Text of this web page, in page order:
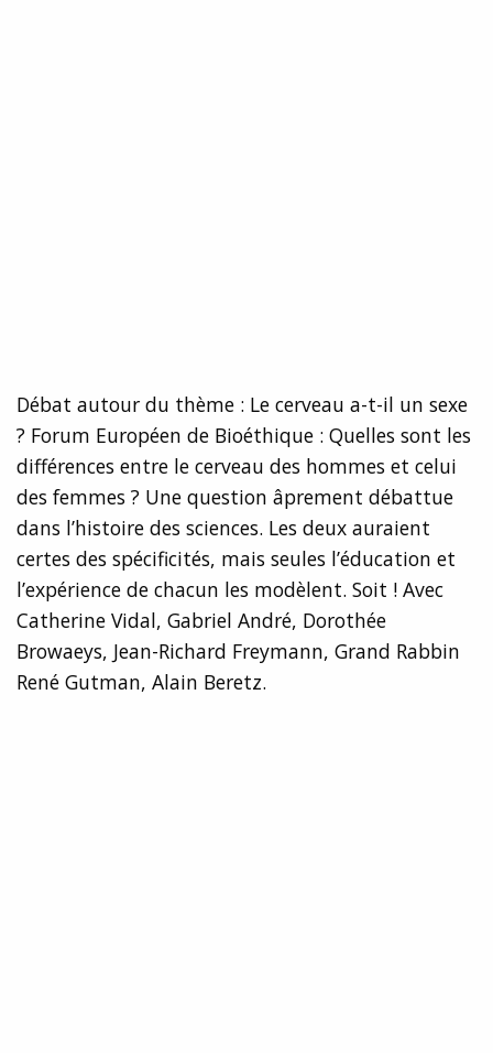
Débat autour du thème : Le cerveau a-t-il un sexe
? Forum Européen de Bioéthique : Quelles sont les
différences entre le cerveau des hommes et celui
des femmes ? Une question âprement débattue
dans l’histoire des sciences. Les deux auraient
certes des spécificités, mais seules l’éducation et
l’expérience de chacun les modèlent. Soit ! Avec
Catherine Vidal, Gabriel André, Dorothée
Browaeys, Jean-Richard Freymann, Grand Rabbin
René Gutman, Alain Beretz.